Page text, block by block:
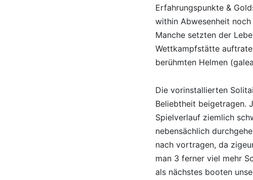
Erfahrungspunkte &
within Abwesenheit
Manche setzten der
Wettkampfstätte
berühmten Helmen
Die vorinstallierten
Beliebtheit beigetragen.
Spielverlauf ziemlich
nebensächlich
nach vortragen, da
man 3 ferner viel mehr
als nächstes booten